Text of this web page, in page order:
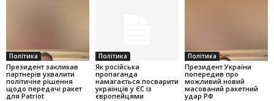
Політика
Президент закликав
партнерів ухвалити
політичне рішення
щодо передачі ракет
для Patriot
Політика
Як російська
пропаганда
намагається посварити
українців у ЄС із
європейцями
Політика
Президент України
попередив про
можливий новий
масований ракетний
удар РФ